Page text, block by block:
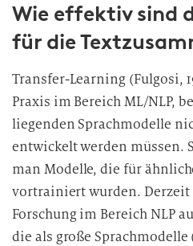
Wie effektiv sind
für die
Transfer-Learning (Fulgosi,
Praxis im Bereich ML/NLP,
liegenden Sprachmodelle
entwickelt werden müssen.
man Modelle, die für
vortrainiert wurden. Derzeit
Forschung im Bereich NLP
die als große Sprachmodelle